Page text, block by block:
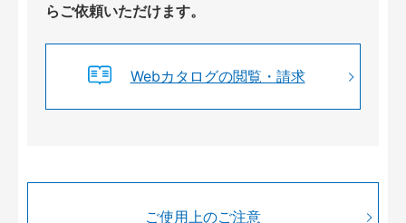
らご依頼いただけます。
Webカタログの閲覧・請求
ご使用上のご注意